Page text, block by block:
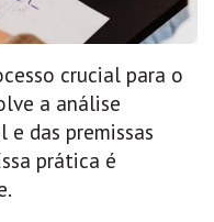
crucial para o
a análise
das premissas
prática é